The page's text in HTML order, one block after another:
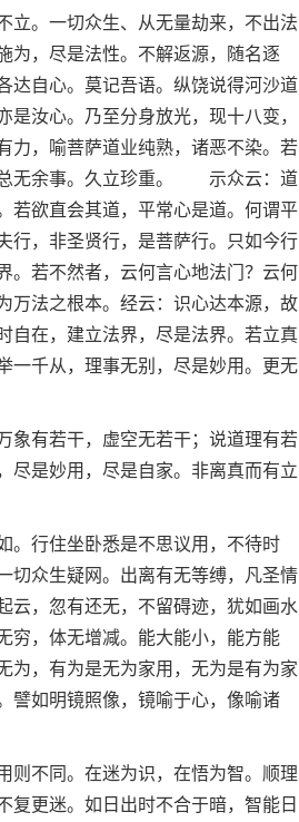
立。一切众生、从无量劫来，不出法
为，尽是法性。不解返源，随名逐
达自心。莫记吾语。纵饶说得河沙道
汝心。乃至分身放光，现十八变，
力，喻菩萨道业纯熟，诸恶不染。若
总无余事。久立珍重。 示众云：道
若欲直会其道，平常心是道。何谓平
行，非圣贤行，是菩萨行。只如今行
。若不然者，云何言心地法门？云何
万法之根本。经云：识心达本源，故
自在，建立法界，尽是法界。若立真
一千从，理事无别，尽是妙用。更无
象有若干，虚空无若干；说道理有若
尽是妙用，尽是自家。非离真而有立
。行住坐卧悉是不思议用，不待时
切众生疑网。出离有无等缚，凡圣情
云，忽有还无，不留碍迹，犹如画水
穷，体无增减。能大能小，能方能
为，有为是无为家用，无为是有为家
譬如明镜照像，镜喻于心，像喻诸
则不同。在迷为识，在悟为智。顺理
复更迷。如日出时不合于暗，智能日